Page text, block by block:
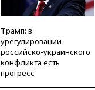
Трамп: в
урегулировании
российско-украинского
конфликта есть
прогресс